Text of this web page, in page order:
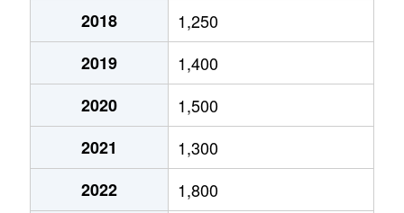
月寒西３条
1,800万円
月寒西４条
1,700万円
月寒西４条
880万円
月寒西４条
700万円
月寒西５条
810万円
2018
1,250
2019
1,400
2020
1,500
2021
1,300
2022
1,800